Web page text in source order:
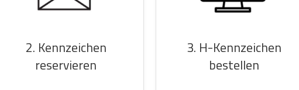
2. Kennzeichen
reservieren
3. H-Kennzeichen
bestellen